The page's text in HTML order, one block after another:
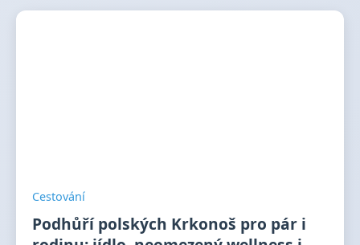
Cestování
Podhůří polských Krkonoš pro pár i